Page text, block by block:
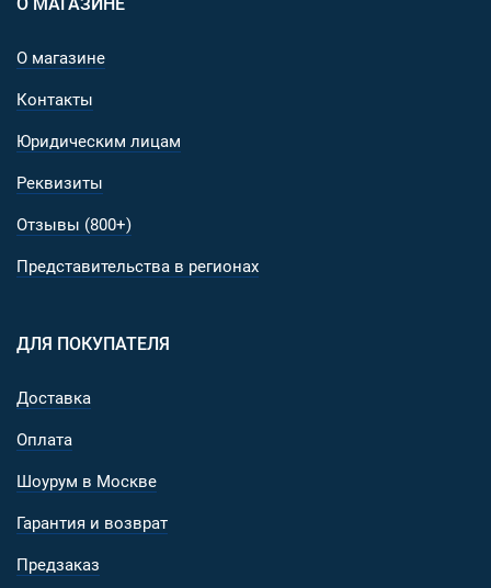
Пластиковая фурнитура (фастексы, пряжки) -
(КНР);
Камуфляжная расцветка - лицензионный
(MultiCam® от компании Crye Precision®, США)
О магазине
Контакты
Юридическим лицам
Реквизиты
Отзывы (800+)
Представительства в регионах
ДЛЯ ПОКУПАТЕЛЯ
Доставка
Оплата
Шоурум в Москве
Гарантия и возврат
Предзаказ